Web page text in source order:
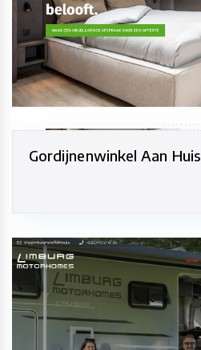
Gordijnenwinkel Aan Huis